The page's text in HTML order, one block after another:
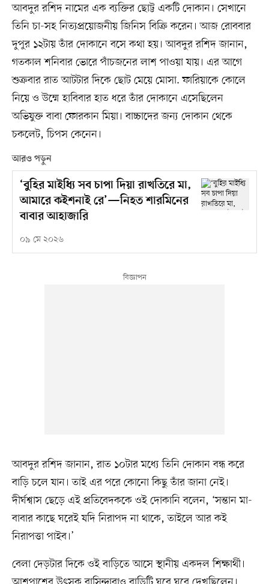
আবদুর রশিদ নামের এক ব্যক্তির ছোট্ট একটি দোকান। সেখানে
তিনি চা-সহ নিত্যপ্রয়োজনীয় জিনিস বিক্রি করেন। আজ রোববার
দুপুর ১২টায় তাঁর দোকানে বসে কথা হয়। আবদুর রশিদ জানান,
গতকাল শনিবার ভোরে পাঁচজনের লাশ পাওয়া যায়। এর আগে
শুক্রবার রাত আটটার দিকে ছোট মেয়ে মোসা. ফারিয়াকে কোলে
নিয়ে ও উম্মে হাবিবার হাত ধরে তাঁর দোকানে এসেছিলেন
অভিযুক্ত বাবা ফোরকান মিয়া। বাচ্চাদের জন্য দোকান থেকে
চকলেট, চিপস কেনেন।
আরও পড়ুন
‘বুহির মাইধ্যি সব চাপা দিয়া রাখতিরে মা,
আমারে কইশনাই রে’—নিহত শারমিনের
বাবার আহাজারি
০৯ মে ২০২৬
আবদুর রশিদ জানান, রাত ১০টার মধ্যে তিনি দোকান বন্ধ করে
বাড়ি চলে যান। তাই এর পরে কোনো কিছু তাঁর জানা নেই।
দীর্ঘশ্বাস ছেড়ে এই প্রতিবেদককে ওই দোকানি বলেন, ‘সন্তান মা-
বাবার কাছে ঘরেই যদি নিরাপদ না থাকে, তাইলে আর কই
নিরাপত্তা পাইব।’
বেলা দেড়টার দিকে ওই বাড়িতে আসে স্থানীয় একদল শিক্ষার্থী।